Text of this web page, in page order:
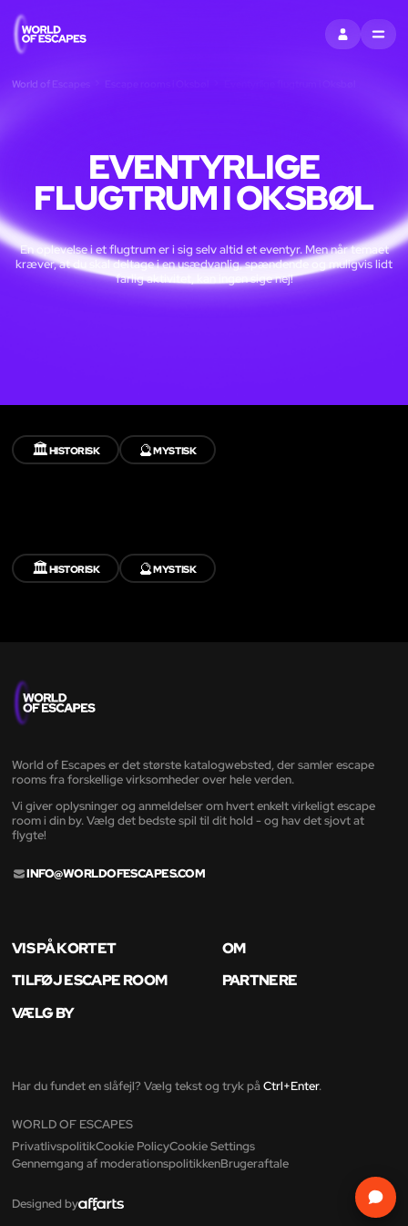
LOG INDMENU
World of Escapes
EVENTYRLIGE
FLUGTRUM I OKSBØL
En oplevelse i et flugtrum er i sig selv altid et eventyr. Men når temaet
kræver, at du skal deltage i en usædvanlig, spændende og muligvis lidt
farlig aktivitet, kan ingen sige nej!
🏛️HISTORISK 🔮MYSTISK
🏛️HISTORISK 🔮MYSTISK
World of Escapes er det største katalogwebsted, der samler escape
rooms fra forskellige virksomheder over hele verden.
Vi giver oplysninger og anmeldelser om hvert enkelt virkeligt escape
room i din by. Vælg det bedste spil til dit hold - og hav det sjovt at
flygte!
INFO@WORLDOFESCAPES.COM
VIS PÅ KORTET
OM
TILFØJ ESCAPE ROOM
PARTNERE
VÆLG BY
Har du fundet en slåfejl? Vælg tekst og tryk på Ctrl+Enter.
WORLD OF ESCAPES
PrivatlivspolitikCookie PolicyCookie Settings
Gennemgang af moderationspolitikkenBrugeraftale
Designed by